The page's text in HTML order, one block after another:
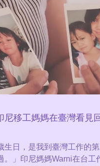
尼移工媽媽在臺灣看見
生日，是我到臺灣工作的
。」印尼媽媽Warni在台工